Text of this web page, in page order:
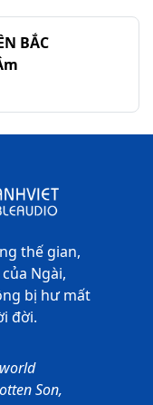
BẮC
thế gian,
Ngài,
bị hư mất
đời.
Son,